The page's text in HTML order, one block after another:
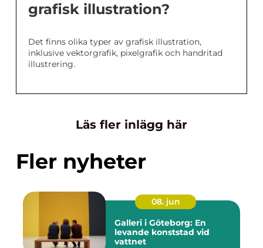
grafisk illustration?
Det finns olika typer av grafisk illustration,
inklusive vektorgrafik, pixelgrafik och handritad
illustrering.
Läs fler inlägg här
Fler nyheter
08. jun
Galleri i Göteborg: En
levande konststad vid
vattnet